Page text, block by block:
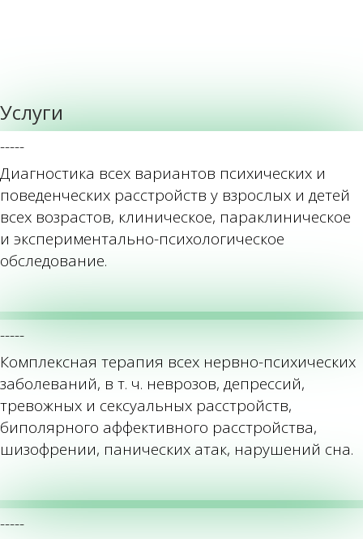
Услуги
-----
Диагностика всех вариантов психических и
поведенческих расстройств у взрослых и детей
всех возрастов, клиническое, параклиническое
и экспериментально-психологическое
обследование.
-----
Комплексная терапия всех нервно-психических
заболеваний, в т. ч. неврозов, депрессий,
тревожных и сексуальных расстройств,
биполярного аффективного расстройства,
шизофрении, панических атак, нарушений сна.
-----